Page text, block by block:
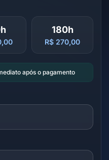
180h
R$ 270,00
após o pagamento